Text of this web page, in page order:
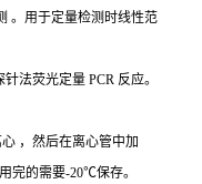
。用于定量检测时线性范
法荧光定量 PCR 反应。
，然后在离心管中加
完的需要-20℃保存。